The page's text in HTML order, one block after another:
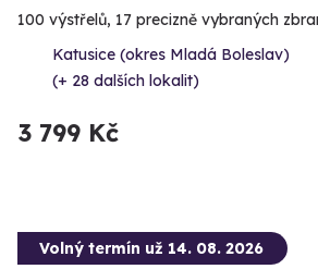
100 výstřelů, 17 precizně vybraných
Katusice (okres Mladá Boleslav)
(+ 28 dalších lokalit)
3 799 Kč
Volný termín už 14. 08. 2026